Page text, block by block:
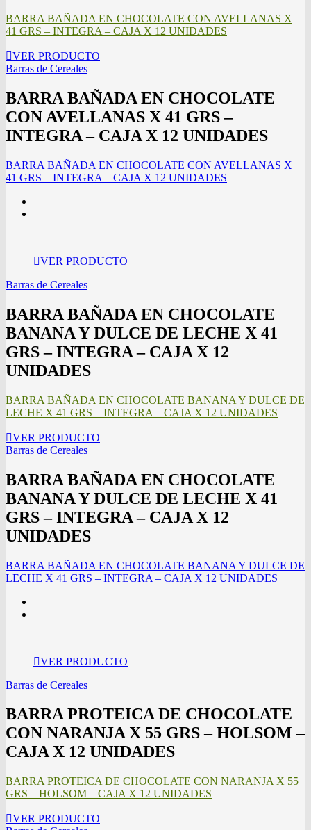
BARRA BAÑADA EN CHOCOLATE CON AVELLANAS X
41 GRS – INTEGRA – CAJA X 12 UNIDADES
VER PRODUCTO
Barras de Cereales
BARRA BAÑADA EN CHOCOLATE
CON AVELLANAS X 41 GRS –
INTEGRA – CAJA X 12 UNIDADES
BARRA BAÑADA EN CHOCOLATE CON AVELLANAS X
41 GRS – INTEGRA – CAJA X 12 UNIDADES
VER PRODUCTO
Barras de Cereales
BARRA BAÑADA EN CHOCOLATE
BANANA Y DULCE DE LECHE X 41
GRS – INTEGRA – CAJA X 12
UNIDADES
BARRA BAÑADA EN CHOCOLATE BANANA Y DULCE DE
LECHE X 41 GRS – INTEGRA – CAJA X 12 UNIDADES
VER PRODUCTO
Barras de Cereales
BARRA BAÑADA EN CHOCOLATE
BANANA Y DULCE DE LECHE X 41
GRS – INTEGRA – CAJA X 12
UNIDADES
BARRA BAÑADA EN CHOCOLATE BANANA Y DULCE DE
LECHE X 41 GRS – INTEGRA – CAJA X 12 UNIDADES
VER PRODUCTO
Barras de Cereales
BARRA PROTEICA DE CHOCOLATE
CON NARANJA X 55 GRS – HOLSOM –
CAJA X 12 UNIDADES
BARRA PROTEICA DE CHOCOLATE CON NARANJA X 55
GRS – HOLSOM – CAJA X 12 UNIDADES
VER PRODUCTO